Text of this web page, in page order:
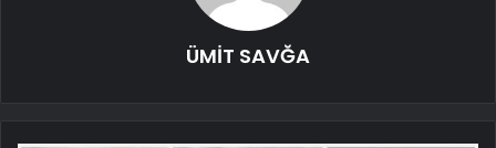
ÜMİT SAVĞA